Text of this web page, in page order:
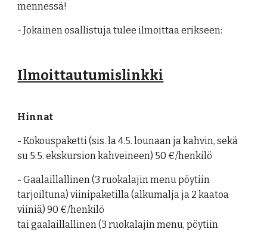
mennessä!
- Jokainen osallistuja tulee ilmoittaa erikseen:
Ilmoittautumislinkki
Hinnat
- Kokouspaketti (sis. la 4.5. lounaan ja kahvin, sekä
su 5.5. ekskursion kahveineen) 50 €/henkilö
- Gaalaillallinen (3 ruokalajin menu pöytiin
tarjoiltuna) viinipaketilla (alkumalja ja 2 kaatoa
viiniä) 90 €/henkilö
tai gaalaillallinen (3 ruokalajin menu, pöytiin